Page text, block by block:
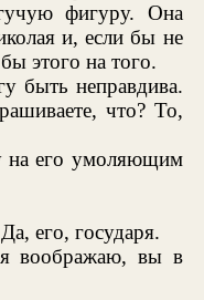
фигуру. Она
и, если бы не
этого на того.
быть неправдива.
что? То,
на его умоляющим
его, государя.
воображаю, вы в